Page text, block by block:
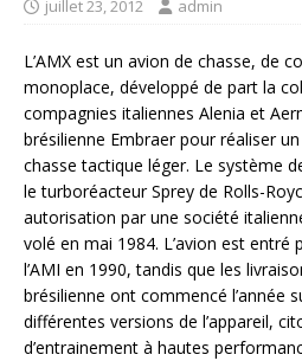
juillet 23, 2012 admin
L’AMX est un avion de chasse, de
monoplace, développé de part la
compagnies italiennes Alenia et
brésilienne Embraer pour réaliser
chasse tactique léger. Le système
le turboréacteur Sprey de Rolls-
autorisation par une société
volé en mai 1984. L’avion est entré
l’AMI en 1990, tandis que les
brésilienne ont commencé l’année
différentes versions de l’appareil,
d’entrainement à hautes